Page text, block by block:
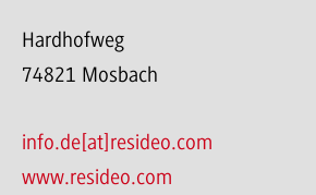
Hardhofweg
74821 Mosbach
info.de[at]resideo.com
www.resideo.com